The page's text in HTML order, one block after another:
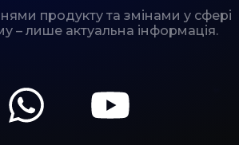
продукту та змінами у сфері
– лише актуальна інформація.